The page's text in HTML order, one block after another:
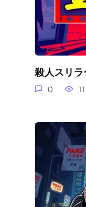
殺人スリラ
0 11